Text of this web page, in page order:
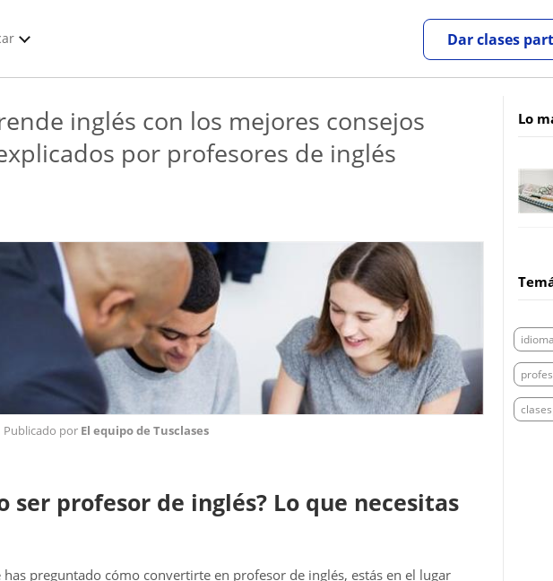
Dar clases
inglés con los mejores consejos
por profesores de inglés
Publicado por El equipo de Tusclases
ser profesor de inglés? Lo que necesitas
has preguntado cómo convertirte en profesor de inglés, estás en el lugar
Lo